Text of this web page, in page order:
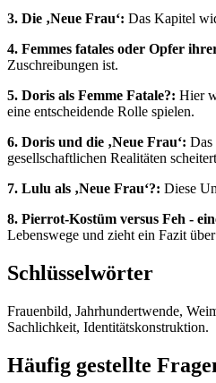
3. Die ‚Neue Frau‘: Das Kapitel
4. Femmes fatales oder Opfer
Zuschreibungen ist.
5. Doris als Femme Fatale?: Hier
eine entscheidende Rolle spielen.
6. Doris und die ‚Neue Frau‘: Das
gesellschaftlichen Realitäten
7. Lulu als ‚Neue Frau‘?: Diese
8. Pierrot-Kostüm versus Feh -
Lebenswege und zieht ein Fazit
Schlüsselwörter
Frauenbild, Jahrhundertwende,
Sachlichkeit, Identitätskonstruktion.
Häufig gestellte